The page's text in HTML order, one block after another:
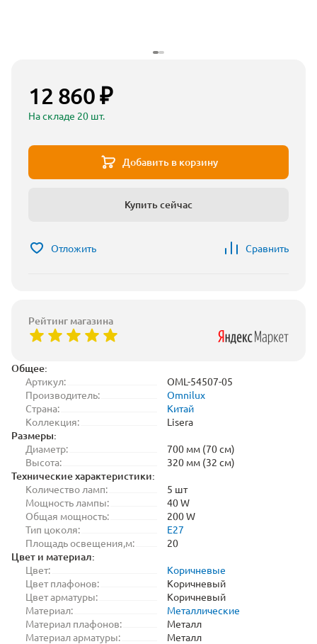
Общее:
Артикул:
OML-54507-05
Производитель:
Omnilux
Страна:
Китай
Коллекция:
Lisera
Размеры:
Диаметр:
700 мм (70 см)
Высота:
320 мм (32 см)
Технические характеристики:
Количество ламп:
5 шт
Мощность лампы:
40 W
Общая мощность:
200 W
Тип цоколя:
E27
Площадь освещения,м:
20
Цвет и материал:
Цвет:
Коричневые
Цвет плафонов:
Коричневый
Цвет арматуры:
Коричневый
Материал:
Металлические
Материал плафонов:
Металл
Материал арматуры:
Металл
12 860 ₽
На складе 20 шт.
Добавить в корзину
Купить сейчас
Отложить Сравнить
Рейтинг магазина